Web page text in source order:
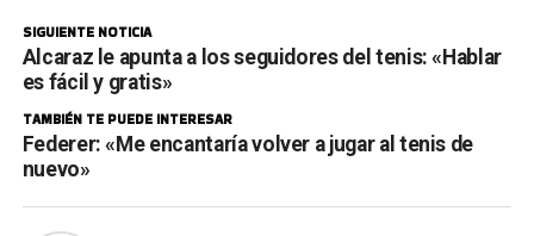
SIGUIENTE NOTICIA
Alcaraz le apunta a los seguidores del tenis: «Hablar
es fácil y gratis»
TAMBIÉN TE PUEDE INTERESAR
Federer: «Me encantaría volver a jugar al tenis de
nuevo»